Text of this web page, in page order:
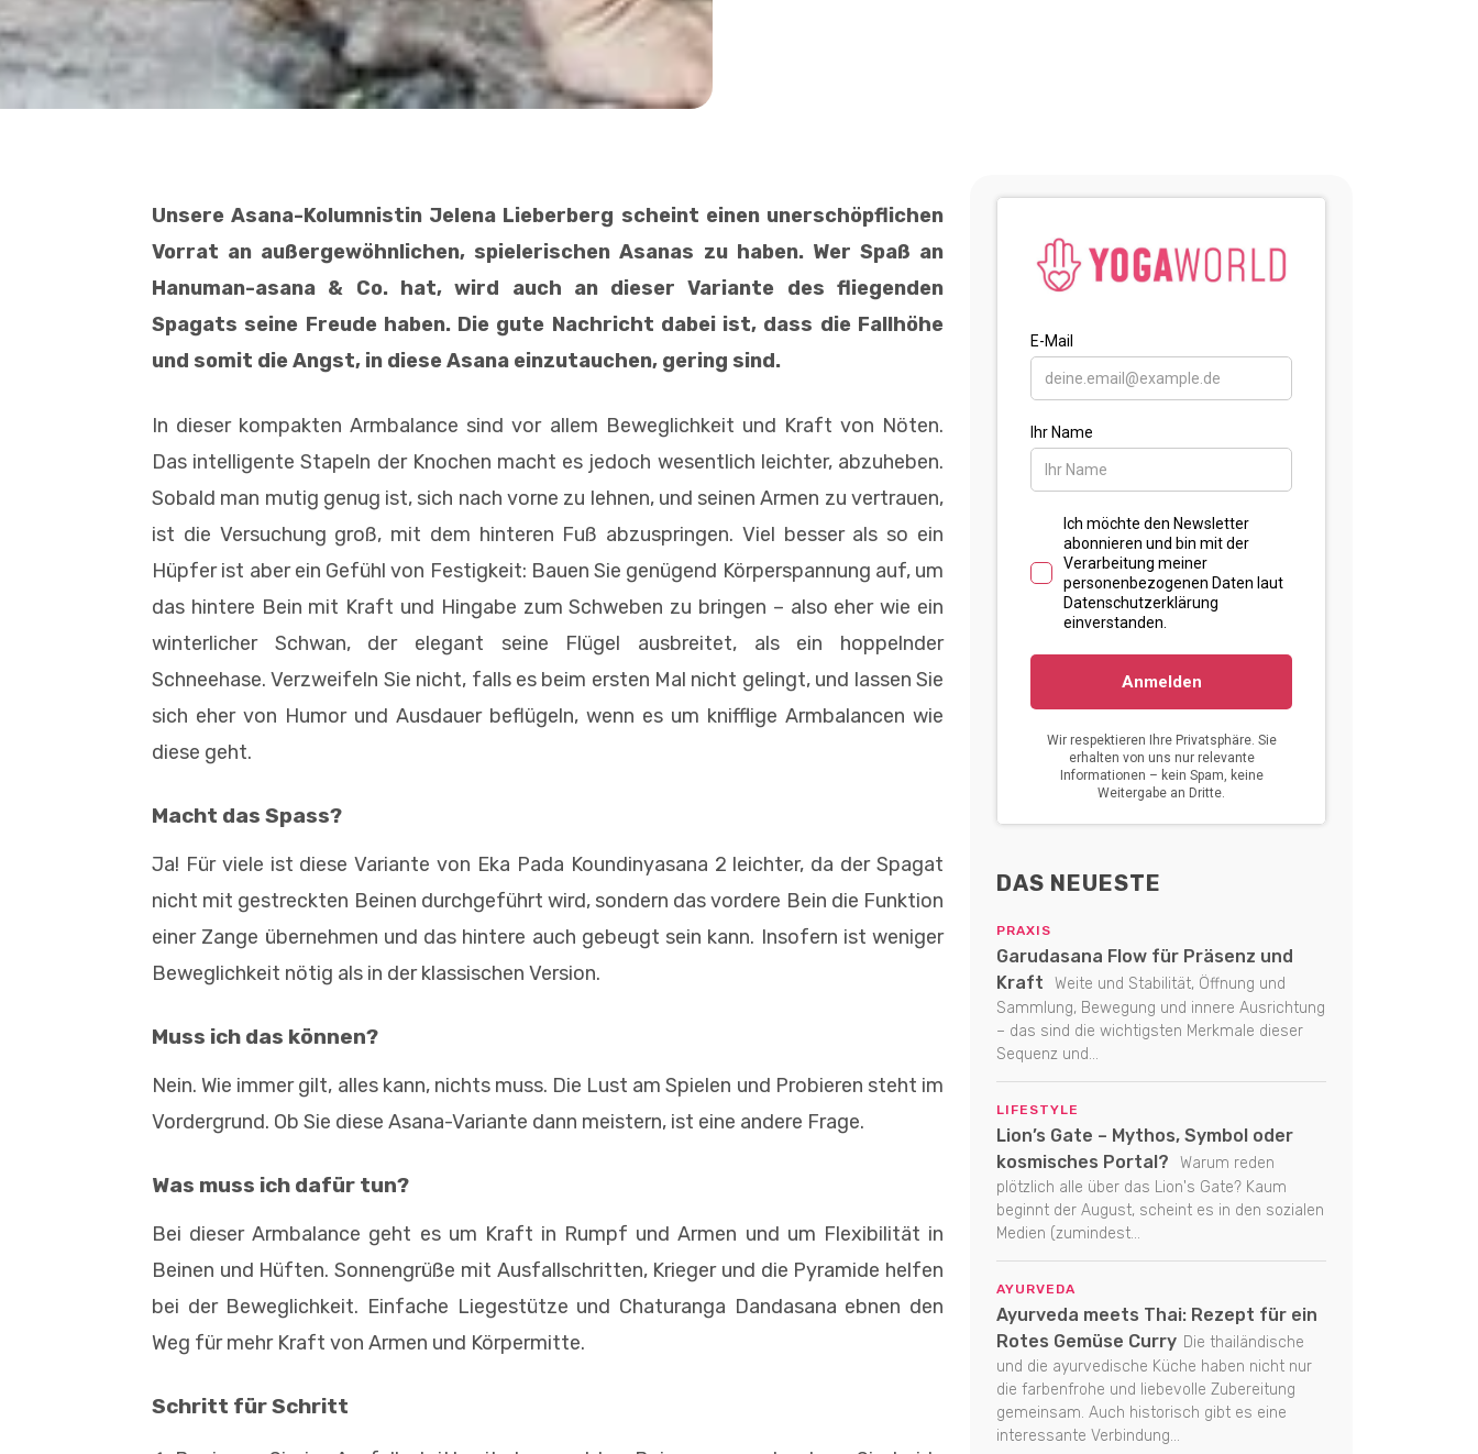
Unsere Asana-Kolumnistin Jelena Lieberberg scheint einen unerschöpflichen
Vorrat an außergewöhnlichen, spielerischen Asanas zu haben. Wer Spaß an
Hanuman-asana & Co. hat, wird auch an dieser Variante des fliegenden
Spagats seine Freude haben. Die gute Nachricht dabei ist, dass die Fallhöhe
und somit die Angst, in diese Asana einzutauchen, gering sind.
In dieser kompakten Armbalance sind vor allem Beweglichkeit und Kraft von Nöten.
Das intelligente Stapeln der Knochen macht es jedoch wesentlich leichter, abzuheben.
Sobald man mutig genug ist, sich nach vorne zu lehnen, und seinen Armen zu vertrauen,
ist die Versuchung groß, mit dem hinteren Fuß abzuspringen. Viel besser als so ein
Hüpfer ist aber ein Gefühl von Festigkeit: Bauen Sie genügend Körperspannung auf, um
das hintere Bein mit Kraft und Hingabe zum Schweben zu bringen – also eher wie ein
winterlicher Schwan, der elegant seine Flügel ausbreitet, als ein hoppelnder
Schneehase. Verzweifeln Sie nicht, falls es beim ersten Mal nicht gelingt, und lassen Sie
sich eher von Humor und Ausdauer beflügeln, wenn es um knifflige Armbalancen wie
diese geht.
Macht das Spass?
Ja! Für viele ist diese Variante von Eka Pada Koundinyasana 2 leichter, da der Spagat
nicht mit gestreckten Beinen durchgeführt wird, sondern das vordere Bein die Funktion
einer Zange übernehmen und das hintere auch gebeugt sein kann. Insofern ist weniger
Beweglichkeit nötig als in der klassischen Version.
Muss ich das können?
Nein. Wie immer gilt, alles kann, nichts muss. Die Lust am Spielen und Probieren steht im
Vordergrund. Ob Sie diese Asana-Variante dann meistern, ist eine andere Frage.
Was muss ich dafür tun?
Bei dieser Armbalance geht es um Kraft in Rumpf und Armen und um Flexibilität in
Beinen und Hüften. Sonnengrüße mit Ausfallschritten, Krieger und die Pyramide helfen
bei der Beweglichkeit. Einfache Liegestütze und Chaturanga Dandasana ebnen den
Weg für mehr Kraft von Armen und Körpermitte.
Schritt für Schritt
DAS NEUESTE
PRAXIS
Garudasana Flow für Präsenz und
Kraft
Weite und Stabilität, Öffnung und
Sammlung, Bewegung und innere Ausrichtung
– das sind die wichtigsten Merkmale dieser
Sequenz und...
LIFESTYLE
Lion’s Gate – Mythos, Symbol oder
kosmisches Portal?
Warum reden
plötzlich alle über das Lion's Gate? Kaum
beginnt der August, scheint es in den sozialen
Medien (zumindest...
AYURVEDA
Ayurveda meets Thai: Rezept für ein
Rotes Gemüse Curry Die thailändische
und die ayurvedische Küche haben nicht nur
die farbenfrohe und liebevolle Zubereitung
gemeinsam. Auch historisch gibt es eine
interessante Verbindung...